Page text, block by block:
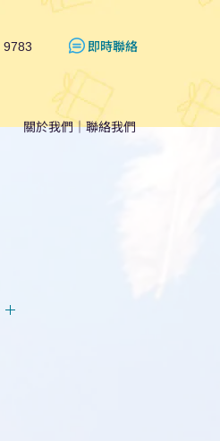
9783
​即時聯絡
關於我們｜聯絡我們